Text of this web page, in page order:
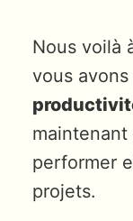
Nous voilà
vous
performer
projets.